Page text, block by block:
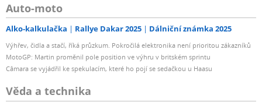
Auto-moto
Alko-kalkulačka Rallye Dakar 2025 Dálniční známka 2025
Výhřev, čidla a stačí, říká průzkum. Pokročilá elektronika není prioritou zákazníků
MotoGP: Martin proměnil pole position ve výhru v britském sprintu
Câmara se vyjádřil ke spekulacím, které ho pojí se sedačkou u Haasu
Věda a technika